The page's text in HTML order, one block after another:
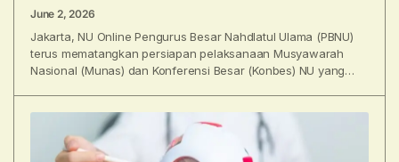
June 2, 2026
Jakarta, NU Online Pengurus Besar Nahdlatul Ulama (PBNU)
terus mematangkan persiapan pelaksanaan Musyawarah
Nasional (Munas) dan Konferensi Besar (Konbes) NU yang